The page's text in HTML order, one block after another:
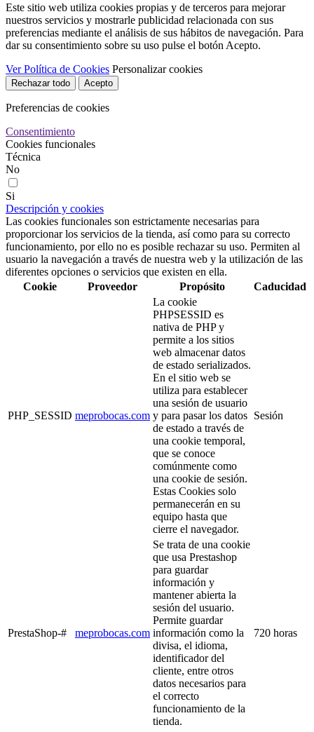
Este sitio web utiliza cookies propias y de terceros para mejorar
nuestros servicios y mostrarle publicidad relacionada con sus
preferencias mediante el análisis de sus hábitos de navegación. Para
dar su consentimiento sobre su uso pulse el botón Acepto.
Ver Política de Cookies Personalizar cookies
Rechazar todo Acepto
Preferencias de cookies
Consentimiento
Cookies funcionales
Técnica
No
Si
Descripción y cookies
Las cookies funcionales son estrictamente necesarias para
proporcionar los servicios de la tienda, así como para su correcto
funcionamiento, por ello no es posible rechazar su uso. Permiten al
usuario la navegación a través de nuestra web y la utilización de las
diferentes opciones o servicios que existen en ella.
Cookie
Proveedor Propósito Caducidad
PHP_SESSID meprobocas.com
La cookie
PHPSESSID es
nativa de PHP y
permite a los sitios
web almacenar datos
de estado serializados.
En el sitio web se
utiliza para establecer
una sesión de usuario
y para pasar los datos
de estado a través de
una cookie temporal,
que se conoce
comúnmente como
una cookie de sesión.
Estas Cookies solo
permanecerán en su
equipo hasta que
cierre el navegador.
Sesión
PrestaShop-# meprobocas.com
Se trata de una cookie
que usa Prestashop
para guardar
información y
mantener abierta la
sesión del usuario.
Permite guardar
información como la
divisa, el idioma,
identificador del
cliente, entre otros
datos necesarios para
el correcto
funcionamiento de la
tienda.
720 horas